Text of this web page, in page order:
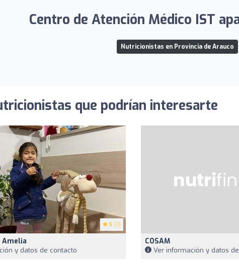
Centro de Atención Médico IST
Nutricionistas en Provincia de Arauco
que podrían interesarte
5 (3)
Amelia
y datos de contacto
COSAM
Ver información y datos